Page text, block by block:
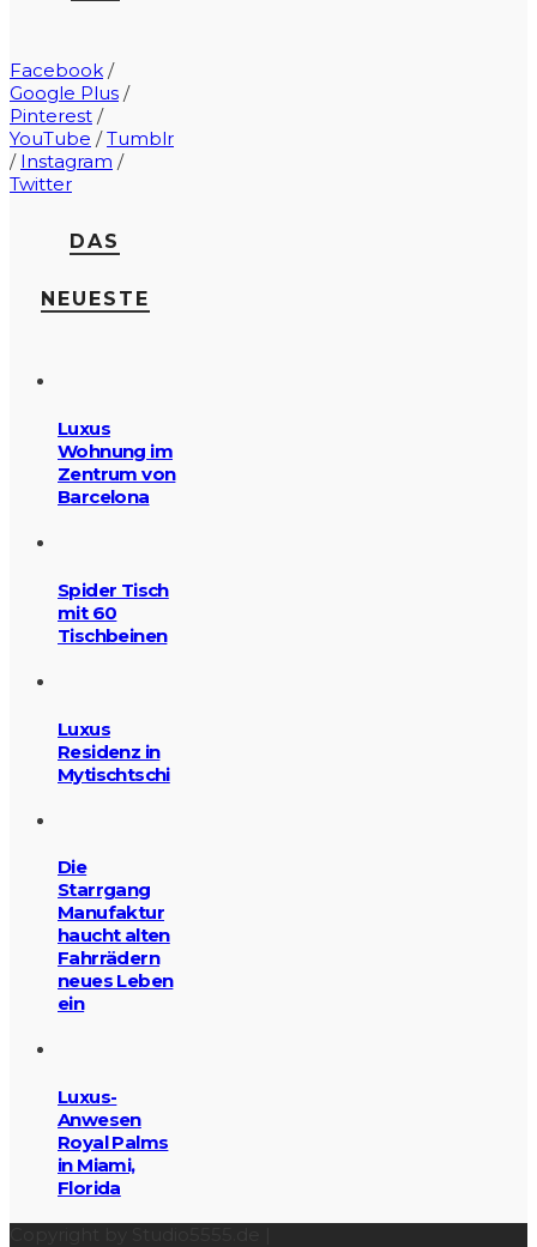
Facebook /
Google Plus /
Pinterest /
YouTube /Tumblr
/ Instagram /
Twitter
DAS
NEUESTE
Luxus
Wohnung im
Zentrum von
Barcelona
Spider Tisch
mit 60
Tischbeinen
Luxus
Residenz in
Mytischtschi
Die
Starrgang
Manufaktur
haucht alten
Fahrrädern
neues Leben
ein
Luxus-
Anwesen
Royal Palms
in Miami,
Florida